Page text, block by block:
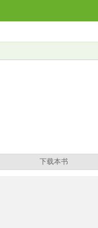
下载本书